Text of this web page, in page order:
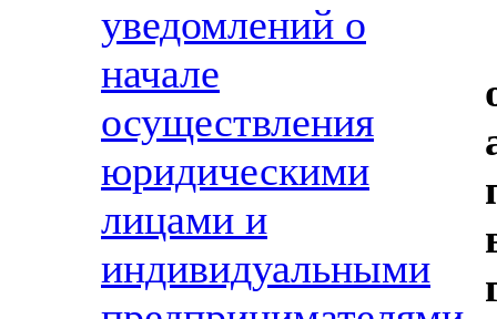
уведомлений о
начале
осуществления
юридическими
лицами и
индивидуальными